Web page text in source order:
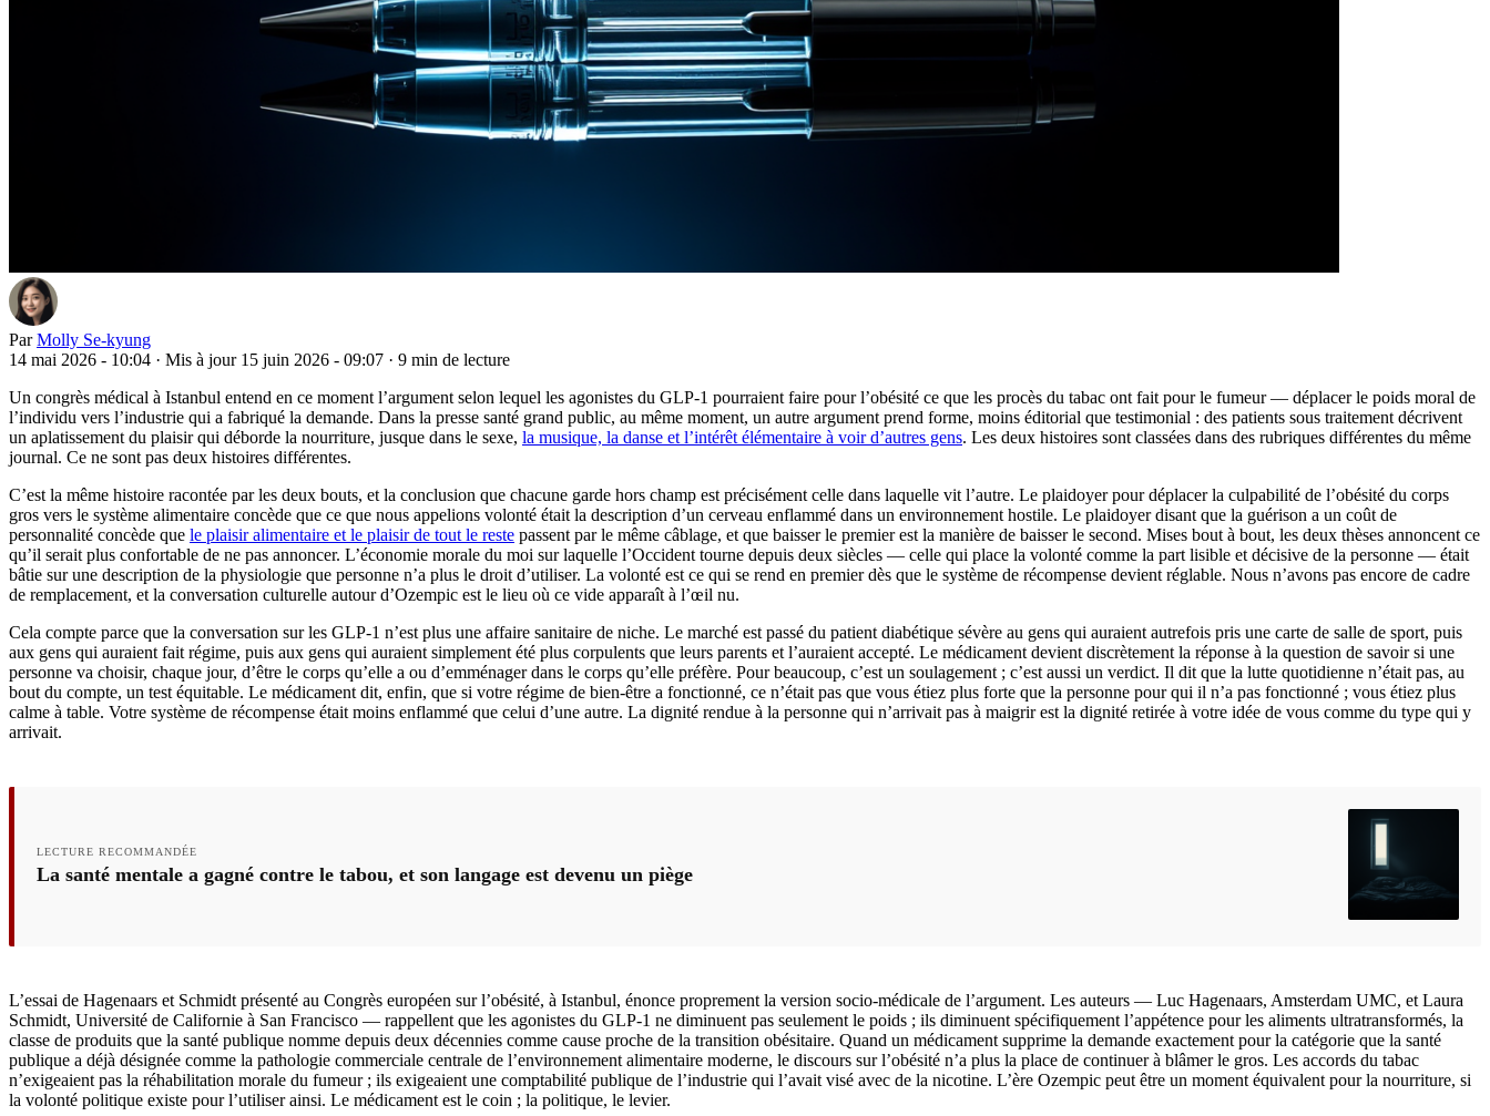
Par Molly Se-kyung
14 mai 2026 - 10:04 · Mis à jour 15 juin 2026 - 09:07 · 9 min de lecture
Un congrès médical à Istanbul entend en ce moment l’argument selon lequel les agonistes du GLP-1 pourraient faire pour l’obésité ce que les procès du tabac ont fait pour le fumeur — déplacer le poids moral de
l’individu vers l’industrie qui a fabriqué la demande. Dans la presse santé grand public, au même moment, un autre argument prend forme, moins éditorial que testimonial : des patients sous traitement décrivent
un aplatissement du plaisir qui déborde la nourriture, jusque dans le sexe, la musique, la danse et l’intérêt élémentaire à voir d’autres gens. Les deux histoires sont classées dans des rubriques différentes du même
journal. Ce ne sont pas deux histoires différentes.
C’est la même histoire racontée par les deux bouts, et la conclusion que chacune garde hors champ est précisément celle dans laquelle vit l’autre. Le plaidoyer pour déplacer la culpabilité de l’obésité du corps
gros vers le système alimentaire concède que ce que nous appelions volonté était la description d’un cerveau enflammé dans un environnement hostile. Le plaidoyer disant que la guérison a un coût de
personnalité concède que le plaisir alimentaire et le plaisir de tout le reste passent par le même câblage, et que baisser le premier est la manière de baisser le second. Mises bout à bout, les deux thèses annoncent ce
qu’il serait plus confortable de ne pas annoncer. L’économie morale du moi sur laquelle l’Occident tourne depuis deux siècles — celle qui place la volonté comme la part lisible et décisive de la personne — était
bâtie sur une description de la physiologie que personne n’a plus le droit d’utiliser. La volonté est ce qui se rend en premier dès que le système de récompense devient réglable. Nous n’avons pas encore de cadre
de remplacement, et la conversation culturelle autour d’Ozempic est le lieu où ce vide apparaît à l’œil nu.
Cela compte parce que la conversation sur les GLP-1 n’est plus une affaire sanitaire de niche. Le marché est passé du patient diabétique sévère au gens qui auraient autrefois pris une carte de salle de sport, puis
aux gens qui auraient fait régime, puis aux gens qui auraient simplement été plus corpulents que leurs parents et l’auraient accepté. Le médicament devient discrètement la réponse à la question de savoir si une
personne va choisir, chaque jour, d’être le corps qu’elle a ou d’emménager dans le corps qu’elle préfère. Pour beaucoup, c’est un soulagement ; c’est aussi un verdict. Il dit que la lutte quotidienne n’était pas, au
bout du compte, un test équitable. Le médicament dit, enfin, que si votre régime de bien-être a fonctionné, ce n’était pas que vous étiez plus forte que la personne pour qui il n’a pas fonctionné ; vous étiez plus
calme à table. Votre système de récompense était moins enflammé que celui d’une autre. La dignité rendue à la personne qui n’arrivait pas à maigrir est la dignité retirée à votre idée de vous comme du type qui y
arrivait.
LECTURE RECOMMANDÉE
La santé mentale a gagné contre le tabou, et son langage est devenu un piège
L’essai de Hagenaars et Schmidt présenté au Congrès européen sur l’obésité, à Istanbul, énonce proprement la version socio-médicale de l’argument. Les auteurs — Luc Hagenaars, Amsterdam UMC, et Laura
Schmidt, Université de Californie à San Francisco — rappellent que les agonistes du GLP-1 ne diminuent pas seulement le poids ; ils diminuent spécifiquement l’appétence pour les aliments ultratransformés, la
classe de produits que la santé publique nomme depuis deux décennies comme cause proche de la transition obésitaire. Quand un médicament supprime la demande exactement pour la catégorie que la santé
publique a déjà désignée comme la pathologie commerciale centrale de l’environnement alimentaire moderne, le discours sur l’obésité n’a plus la place de continuer à blâmer le gros. Les accords du tabac
n’exigeaient pas la réhabilitation morale du fumeur ; ils exigeaient une comptabilité publique de l’industrie qui l’avait visé avec de la nicotine. L’ère Ozempic peut être un moment équivalent pour la nourriture, si
la volonté politique existe pour l’utiliser ainsi. Le médicament est le coin ; la politique, le levier.